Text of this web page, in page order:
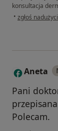
konsultacja
• w opinii
zgłoś
A Aneta
Pani
Polecam.